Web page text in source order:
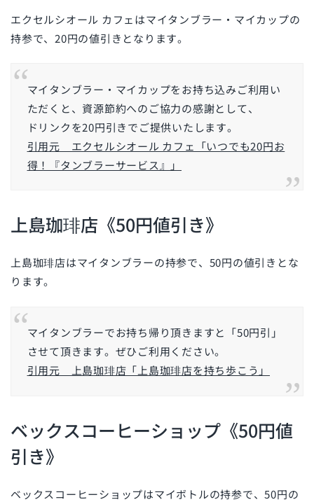
エクセルシオール カフェはマイタンブラー・マイカップの
持参で、20円の値引きとなります。
マイタンブラー・マイカップをお持ち込みご利用い
ただくと、資源節約へのご協力の感謝として、
ドリンクを20円引きでご提供いたします。
引用元 エクセルシオール カフェ「いつでも20円お
得！『タンブラーサービス』」
上島珈琲店《50円値引き》
上島珈琲店はマイタンブラーの持参で、50円の値引きとな
ります。
マイタンブラーでお持ち帰り頂きますと「50円引」
させて頂きます。ぜひご利用ください。
引用元 上島珈琲店「上島珈琲店を持ち歩こう」
ベックスコーヒーショップ《50円値
引き》
ベックスコーヒーショップはマイボトルの持参で、50円の